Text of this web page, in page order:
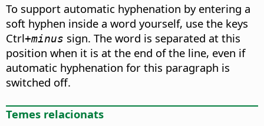
To support automatic hyphenation by entering a
soft hyphen inside a word yourself, use the keys
Ctrl+minus sign. The word is separated at this
position when it is at the end of the line, even if
automatic hyphenation for this paragraph is
switched off.
Temes relacionats